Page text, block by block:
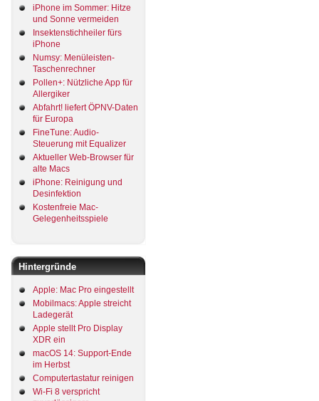
iPhone im Sommer: Hitze
und Sonne vermeiden
Insektenstichheiler fürs
iPhone
Numsy: Menüleisten-
Taschenrechner
Pollen+: Nützliche App für
Allergiker
Abfahrt! liefert ÖPNV-Daten
für Europa
FineTune: Audio-
Steuerung mit Equalizer
Aktueller Web-Browser für
alte Macs
iPhone: Reinigung und
Desinfektion
Kostenfreie Mac-
Gelegenheitsspiele
Hintergründe
Apple: Mac Pro eingestellt
Mobilmacs: Apple streicht
Ladegerät
Apple stellt Pro Display
XDR ein
macOS 14: Support-Ende
im Herbst
Computertastatur reinigen
Wi-Fi 8 verspricht